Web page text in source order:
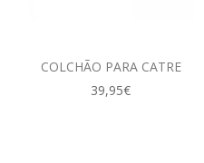
COLCHÃO PARA CATRE
39,95€